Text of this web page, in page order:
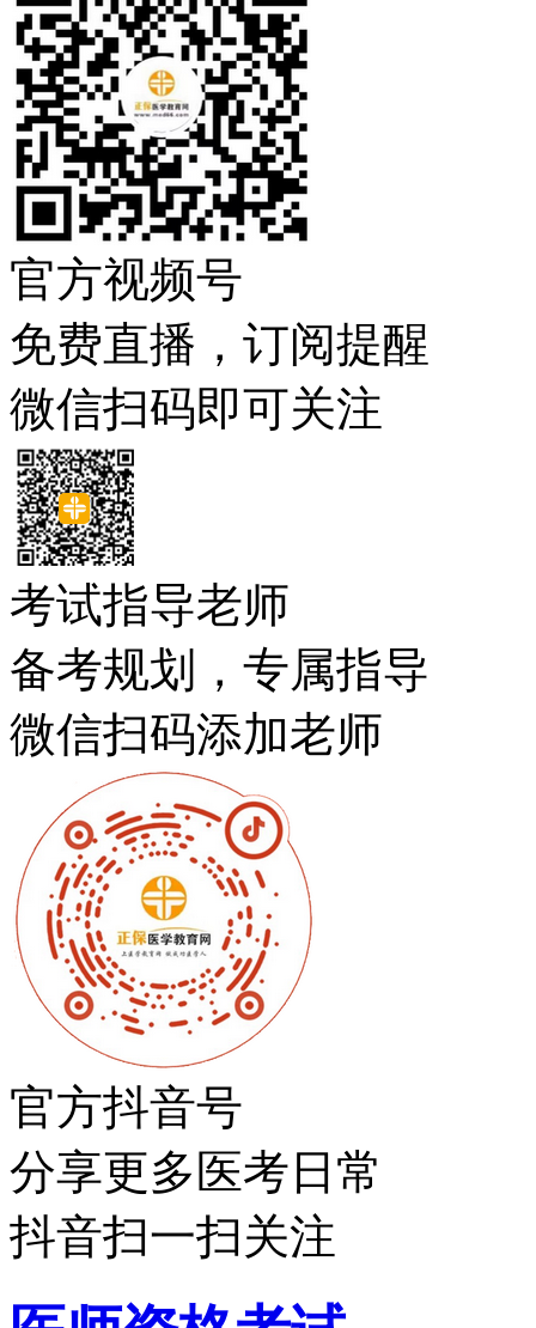
官方视频号
免费直播，订阅提醒
微信扫码即可关注
考试指导老师
备考规划，专属指导
微信扫码添加老师
官方抖音号
分享更多医考日常
抖音扫一扫关注